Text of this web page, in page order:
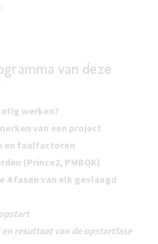
van deze
werken?
van een project
en faalfactoren
(Prince2, PMBOK)
4 fasen van elk geslaagd
en resultaat van de opstartfase